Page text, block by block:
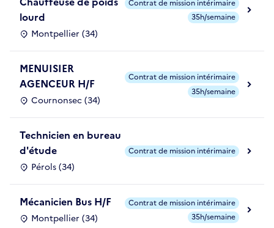
lourd
Montpellier (34)
Contrat de mission intérimaire
35h/semaine
MENUISIER
AGENCEUR H/F
Cournonsec (34)
Contrat de mission intérimaire
35h/semaine
Technicien en bureau
d'étude
Pérols (34)
Contrat de mission intérimaire
Mécanicien Bus H/F
Montpellier (34)
Contrat de mission intérimaire
35h/semaine